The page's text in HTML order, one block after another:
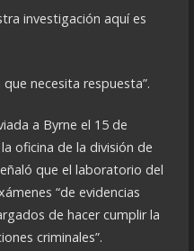
investigación aquí es
necesita respuesta”.
a Byrne el 15 de
oficina de la división de
que el laboratorio del
“de evidencias
de hacer cumplir la
criminales”.